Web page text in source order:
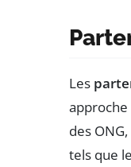
Les
approche
des
tels que